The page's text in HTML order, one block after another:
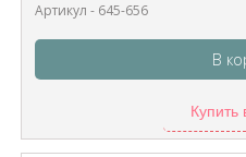
Артикул - 645-656
В
Купить